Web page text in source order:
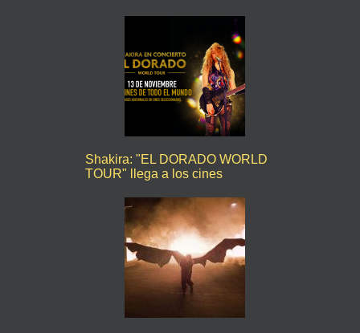
Shakira: "EL DORADO WORLD
TOUR" llega a los cines